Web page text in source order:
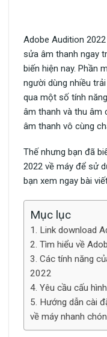
Adobe Audition
sửa âm thanh ngay
biến hiện nay. Phần
người dùng nhiều
qua một số tính
âm thanh và thu âm
âm thanh vô cùng
Thế nhưng bạn đã
2022 về máy để sử
bạn xem ngay bài
Mục lục
Link download
Tìm hiểu về
Các tính năng
2022
Yêu cầu cấu
Hướng dẫn cài
về máy nhanh